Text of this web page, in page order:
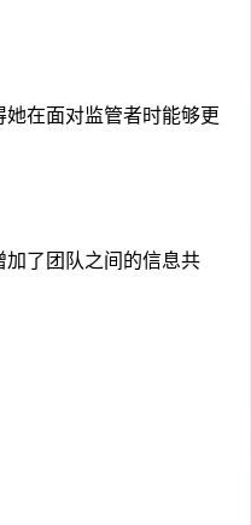
在面对监管者时能够更
了团队之间的信息共